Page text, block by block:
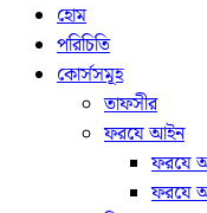
হোম
পরিচিতি
কোর্সসমূহ
তাফসীর
ফরযে আইন
ফরযে
ফরযে